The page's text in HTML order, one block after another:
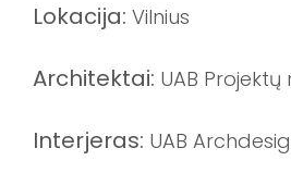
Lokacija: Vilnius
Architektai: UAB
Interjeras: UAB